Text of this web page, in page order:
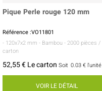
Pique Perle rouge 120 mm
Référence :VO11801
- 120x7x2 mm - Bambou - 2000 pièces /
carton
52,55 € Le carton Soit 0.03 € l'unité
VOIR LE DÉTAIL